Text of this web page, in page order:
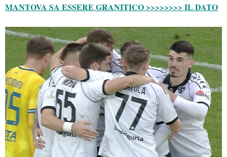
MANTOVA SA ESSERE GRANITICO >>>>>>>> IL DATO